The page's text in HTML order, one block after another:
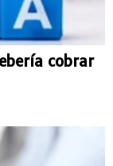
cobrar